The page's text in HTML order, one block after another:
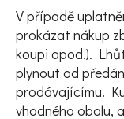
V případě
prokázat nákup
koupi apod.).
plynout od
prodávajícímu.
vhodného obalu,